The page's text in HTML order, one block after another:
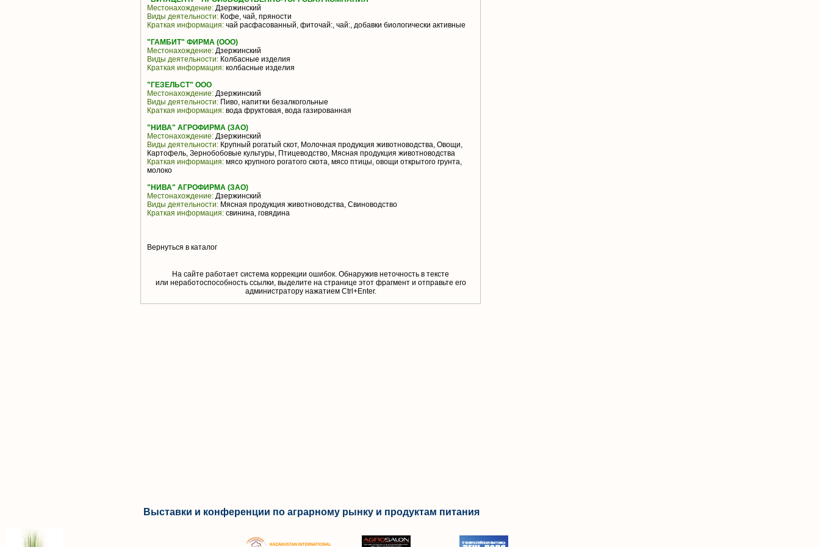
Местонахождение: Дзержинский
Виды деятельности: Кофе, чай, пряности
Краткая информация: чай расфасованный, фиточай:, чай:, добавки биологически активные
"ГАМБИТ" ФИРМА (ООО)
Местонахождение: Дзержинский
Виды деятельности: Колбасные изделия
Краткая информация: колбасные изделия
"ГЕЗЕЛЬСТ" ООО
Местонахождение: Дзержинский
Виды деятельности: Пиво, напитки безалкогольные
Краткая информация: вода фруктовая, вода газированная
"НИВА" АГРОФИРМА (ЗАО)
Местонахождение: Дзержинский
Виды деятельности: Крупный рогатый скот, Молочная продукция животноводства, Овощи,
Картофель, Зернобобовые культуры, Птицеводство, Мясная продукция животноводства
Краткая информация: мясо крупного рогатого скота, мясо птицы, овощи открытого грунта,
молоко
"НИВА" АГРОФИРМА (ЗАО)
Местонахождение: Дзержинский
Виды деятельности: Мясная продукция животноводства, Свиноводство
Краткая информация: свинина, говядина
Вернуться в каталог
На сайте работает система коррекции ошибок. Обнаружив неточность в тексте
или неработоспособность ссылки, выделите на странице этот фрагмент и отправьте его
aдминистратору нажатием Ctrl+Enter.
Выставки и конференции по аграрному рынку и продуктам питания